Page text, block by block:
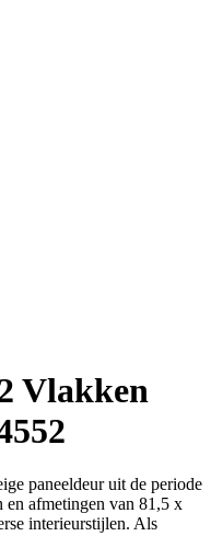
Vlakken
paneeldeur uit de periode
afmetingen van 81,5 x
interieurstijlen. Als